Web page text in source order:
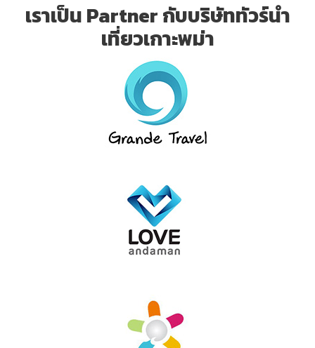
เราเป็น Partner กับบริษัททัวร์นำ
เที่ยวเกาะพม่า